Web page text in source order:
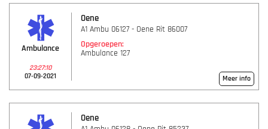
Ambulance
23:27:10
07-09-2021
Oene
A1 Ambu 06127 - Oene Rit 86007
Opgeroepen:
Ambulance 127
Meer info
Oene